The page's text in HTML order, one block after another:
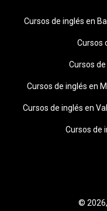
Cursos de inglés en
Cursos
Cursos
Cursos de inglés en
Cursos de inglés en
Cursos de
©